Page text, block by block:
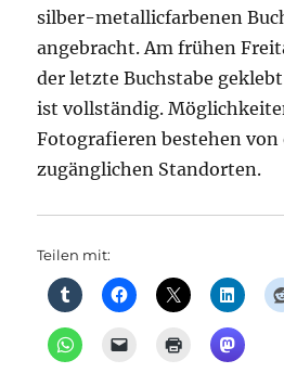
silber-metallicfarbenen
angebracht. Am frühen
der letzte Buchstabe
ist vollständig.
Fotografieren bestehen
zugänglichen Standorten.
Teilen mit: